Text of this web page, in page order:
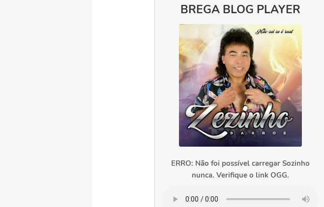
BREGA BLOG PLAYER
ERRO: Não foi possível carregar Sozinho
nunca. Verifique o link OGG.